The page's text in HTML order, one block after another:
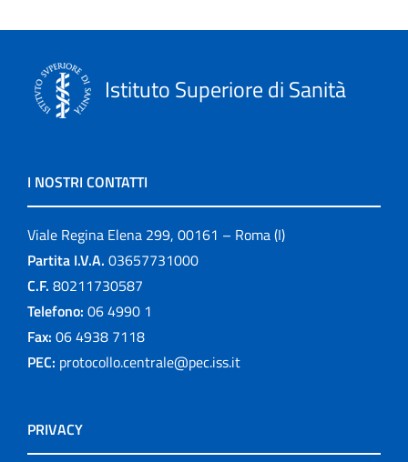
Istituto Superiore di Sanità
I NOSTRI CONTATTI
Viale Regina Elena 299, 00161 – Roma (I)
Partita I.V.A. 03657731000
C.F. 80211730587
Telefono: 06 4990 1
Fax: 06 4938 7118
PEC: protocollo.centrale@pec.iss.it
PRIVACY